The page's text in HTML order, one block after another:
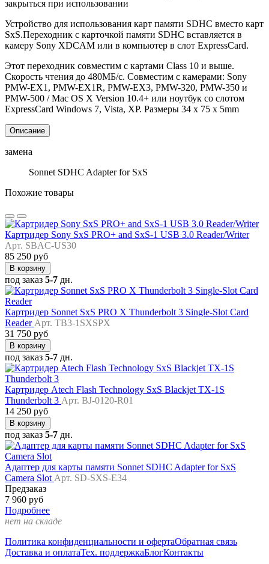
закрыться при использовании
Устройство для использования карт памяти SDHC вместо карт
SxS.Переходник с карточкой памяти SDHC вставляется в
камеру Sony XDCAM или в компьютер в слот ExpressCard.
Этот переходник совместим с картами Class 10 и выше.
Скорость чтения до 480МБ/с. Совместим с камерами: Sony
PMW-EX1, PMW-EX1R, PMW-EX3, PMW-320, PMW-350 и
PMW-500 / Mac OS X Version 10.4+ или ноутбук со слотом
ExpressCard Windows 7, Vista, XP. Размеры 34 x 75 x 5mm
Описание
замена
Sonnet SDHC Adapter for SxS
Похожие товары
Картридер Sony SxS PRO+ and SxS-1 USB 3.0 Reader/Writer
Арт. SBAC-US30
85 250 руб
В корзину
под заказ 5-7 дн.
Картридер Sonnet SxS PRO X Thunderbolt 3 Single-Slot Card
Reader Арт. TB3-1SXSPX
31 750 руб
В корзину
под заказ 5-7 дн.
Картридер Atech Flash Technology SxS Blackjet TX-1S
Thunderbolt 3 Арт. BJ-0120-R01
14 250 руб
В корзину
под заказ 5-7 дн.
Адаптер для карты памяти Sonnet SDHC Adapter for SxS
Camera Slot Арт. SD-SXS-E34
Предзаказ
7 960 руб
Подробнее
нет на складе
Политика конфиденциальности и офертаОбратная связь
Доставка и оплатаТех. поддержкаБлогКонтакты